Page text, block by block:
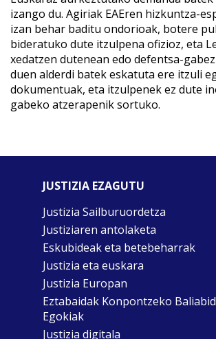
izango du. Agiriak EAEren hizkuntza-
izan behar baditu ondorioak, botere
bideratuko dute itzulpena ofizioz, eta
xedatzen dutenean edo defentsa-
duen alderdi batek eskatuta ere itzuli
dokumentuak, eta itzulpenek ez dute
gabeko atzerapenik sortuko.
JUSTIZIA EZAGUTU
Justizia Sailburuordetza
Justiziaren antolaketa
Eskubideak eta betebeharrak
Justizia eta euskara
Justizia Europan
Eztabaidak Konpontzeko
Egokiak
Justizia digitala